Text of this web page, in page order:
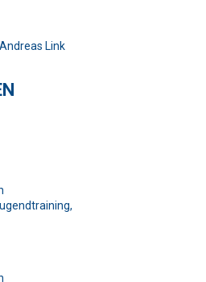
Spambot bist und wähle das
Spambot bist und wähle das
Spambot bist und wähle das
Spambot bist und wähle das
Spambot bist und wähle das
Andreas Link